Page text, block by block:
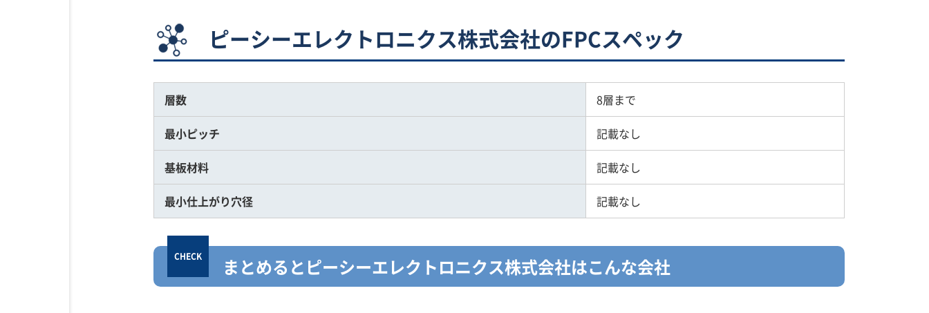
ピーシーエレクトロニクス株式会社のFPCスペック
層数 8層まで
最小ピッチ 記載なし
基板材料 記載なし
最小仕上がり穴径 記載なし
まとめるとピーシーエレクトロニクス株式会社はこんな会社